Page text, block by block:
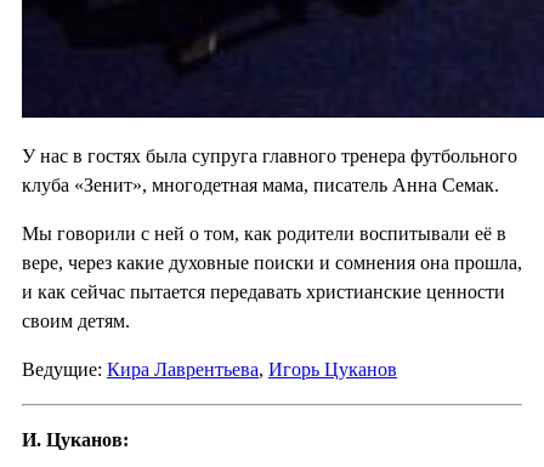
У нас в гостях была супруга главного тренера футбольного
клуба «Зенит», многодетная мама, писатель Анна Семак.
Мы говорили с ней о том, как родители воспитывали её в
вере, через какие духовные поиски и сомнения она прошла,
и как сейчас пытается передавать христианские ценности
своим детям.
Ведущие: Кира Лаврентьева, Игорь Цуканов
И. Цуканов: